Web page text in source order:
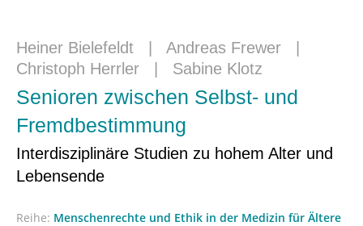
Heiner Bielefeldt | Andreas Frewer |
Christoph Herrler | Sabine Klotz
Senioren zwischen Selbst- und
Fremdbestimmung
Interdisziplinäre Studien zu hohem Alter und
Lebensende
Reihe: Menschenrechte und Ethik in der Medizin für Ältere